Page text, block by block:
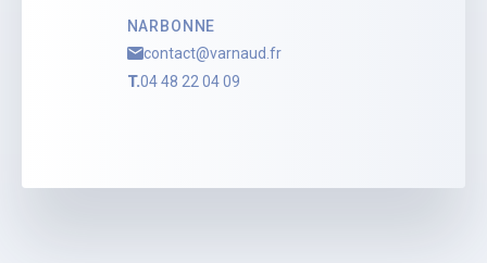
NARBONNE
contact@varnaud.fr
T.04 48 22 04 09